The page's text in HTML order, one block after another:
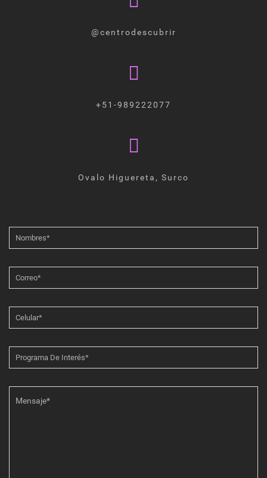
@centrodescubrir
+51-989222077
Ovalo Higuereta, Surco